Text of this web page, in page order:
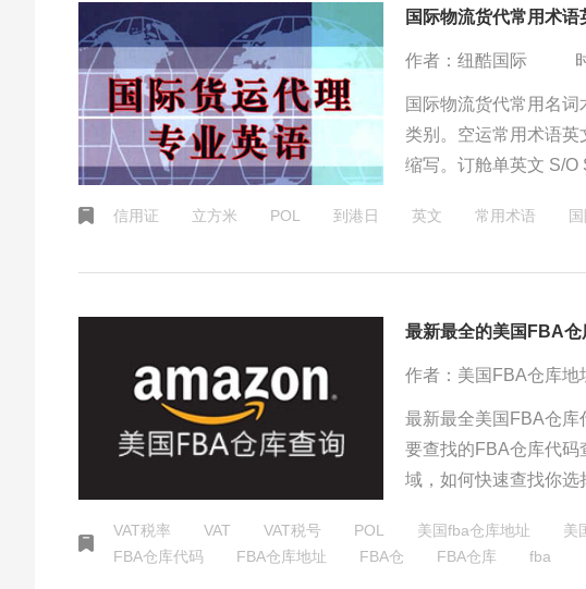
国际物流货代常用术语
作者：纽酷国际
国际物流货代常用名
类别。空运常用术语
缩写。订舱单英文 S/O
简称：TEU - Twenty
信用证 立方米 POL 到港日 英文 常用术语
最新最全的美国FBA
作者：美国FBA仓库地
最新最全美国FBA仓库
要查找的FBA仓库代码
域，如何快速查找你选
VAT税率 VAT VAT税号 POL 美国fba仓库地址 美
FBA仓库代码
FBA仓库地址 FBA仓 FBA仓库 fba